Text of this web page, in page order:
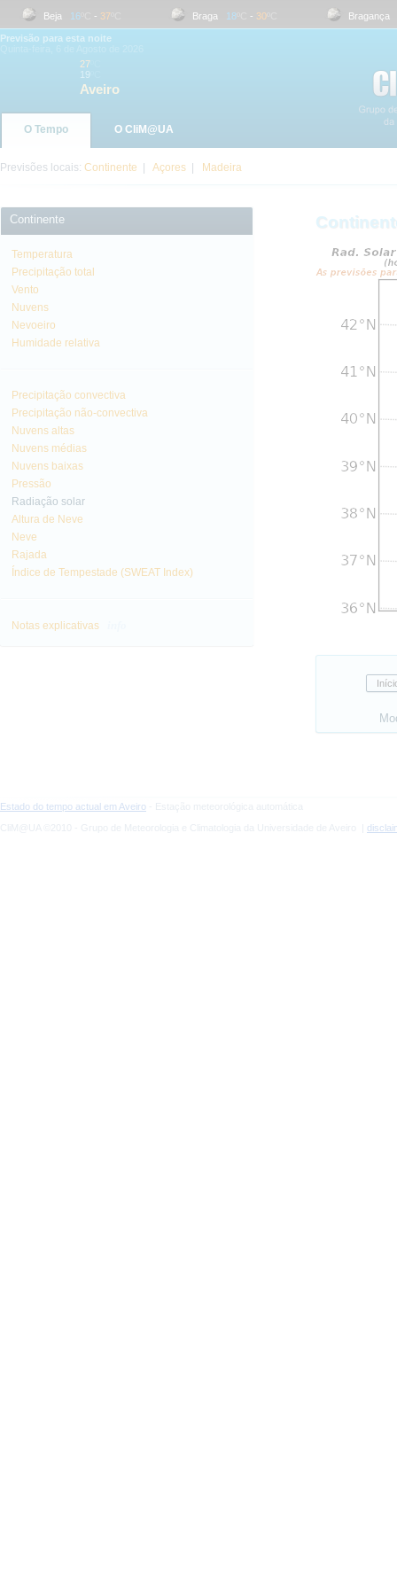
Beja 16 ºC 37 ºC Braga 18 ºC 30 ºC Bragança
Previsão para esta noite
27
19
Aveiro
O Tempo O CliM@UA
Previsões locais: Continente Açores Madeira
Continente
Temperatura
Precipitação total
Vento
Nuvens
Nevoeiro
Humidade relativa
Precipitação convectiva
Precipitação não-convectiva
Nuvens altas
Nuvens médias
Nuvens baixas
Pressão
Radiação solar
Altura de Neve
Neve
Rajada
Índice de Tempestade (SWEAT Index)
Notas explicativas
Estado do tempo actual em Aveiro
CliM@UA ©2010 - Grupo de Meteorologia e Climatologia da Universidade de Aveiro |